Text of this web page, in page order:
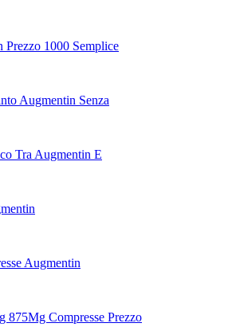
Prezzo 1000 Semplice
Augmentin Senza
Tra Augmentin E
Augmentin
875Mg Compresse Prezzo